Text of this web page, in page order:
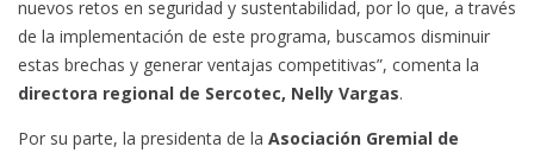
nuevos retos en seguridad y sustentabilidad, por lo que, a través
de la implementación de este programa, buscamos disminuir
estas brechas y generar ventajas competitivas”, comenta la
directora regional de Sercotec, Nelly Vargas.
Por su parte, la presidenta de la Asociación Gremial de